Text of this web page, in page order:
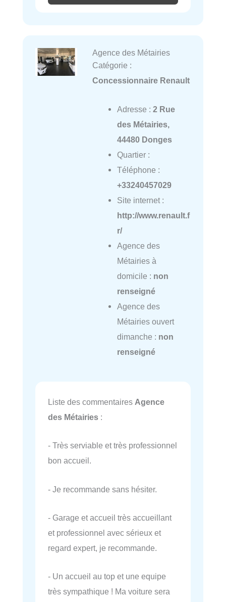
Agence des Métairies
Catégorie :
Concessionnaire Renault
Adresse : 2 Rue
des Métairies,
44480 Donges
Quartier :
Téléphone :
+33240457029
Site internet :
http://www.renault.f
r/
Agence des
Métairies à
domicile : non
renseigné
Agence des
Métairies ouvert
dimanche : non
renseigné
Liste des commentaires Agence
des Métairies :
- Très serviable et très professionnel
bon accueil.
- Je recommande sans hésiter.
- Garage et accueil très accueillant
et professionnel avec sérieux et
regard expert, je recommande.
- Un accueil au top et une equipe
très sympathique ! Ma voiture sera